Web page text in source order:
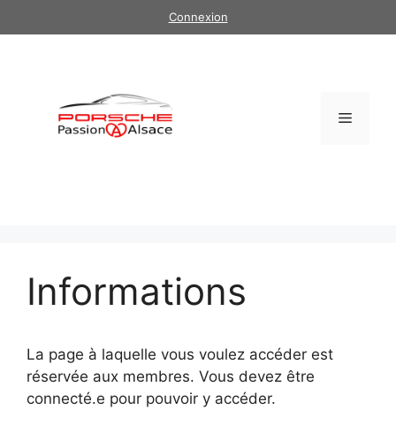
au
Connexion
Menu
Informations
La page à laquelle vous voulez accéder est
réservée aux membres. Vous devez être
connecté.e pour pouvoir y accéder.